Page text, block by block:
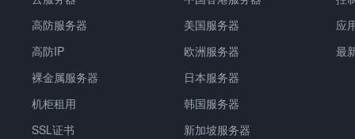
高防服务器
高防IP
裸金属服务器
机柜租用
SSL证书
美国服务器
欧洲服务器
日本服务器
韩国服务器
新加坡服务器
应
最